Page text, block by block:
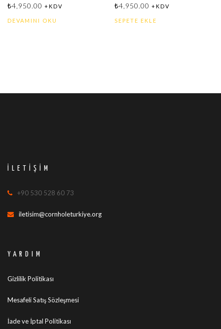
₺4,950.00 +KDV
DEVAMINI OKU
₺4,950.00 +KDV
SEPETE EKLE
İLETIŞIM
+90 530 528 60 73
iletisim@cornholeturkiye.org
YARDIM
Gizlilik Politikası
Mesafeli Satış Sözleşmesi
İade ve İptal Politikası